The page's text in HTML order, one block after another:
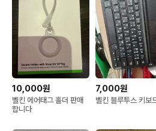
10,000원
벨킨 에어태그 홀더 판매
합니다
7,000원
벨킨 블루투스 키보